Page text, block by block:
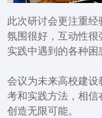
此次研讨会更注重
氛围很好，互动性很
实践中遇到的各种困
会议为未来高校建
考和实践方法，相
创造无限可能。